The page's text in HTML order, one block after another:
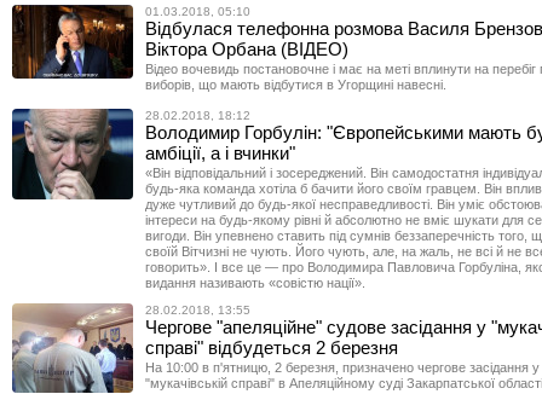
01.03.2018, 05:10
Відбулася телефонна розмова Василя
Віктора Орбана (ВІДЕО)
Відео вочевидь постановочне і має на меті вплинути на
виборів, що мають відбутися в Угорщині навесні.
28.02.2018, 18:12
Володимир Горбулін: "Європейськими мають
амбіції, а і вчинки"
«Він відповідальний і зосереджений. Він самодостатня
будь-яка команда хотіла б бачити його своїм гравцем. Він
дуже чутливий до будь-якої несправедливості. Він уміє
інтереси на будь-якому рівні й абсолютно не вміє шукати для
вигоди. Він упевнено ставить під сумнів беззаперечність того,
своїй Вітчизні не чують. Його чують, але, на жаль, не всі й не
говорить». І все це — про Володимира Павловича Горбуліна,
видання називають «совістю нації».
28.02.2018, 13:55
Чергове "апеляційне" судове засідання у
справі" відбудеться 2 березня
На 10:00 в п'ятницю, 2 березня, призначено чергове засідання у
"мукачівській справі" в Апеляційному суді Закарпатської